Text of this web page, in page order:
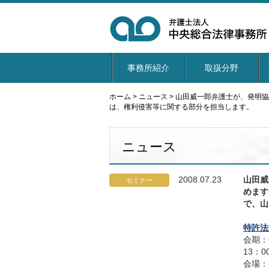
事務所紹介 取扱分野
ホーム > ニュース > 山田威一郎弁護士が、発明
は、権利侵害等に関する部分を担当します。
ニュース
セミナー 2008.07.23
山田
めま
で、
特許
会期
13：
会場